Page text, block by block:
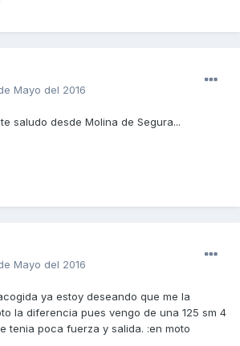
Mayo del 2016
saludo desde Molina de Segura...
Mayo del 2016
ya estoy deseando que me la
la diferencia pues vengo de una 125 sm 4
tenia poca fuerza y salida. :en moto